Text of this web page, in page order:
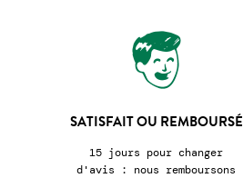
SATISFAIT OU REMBOURSÉ
15 jours pour changer
d'avis : nous remboursons